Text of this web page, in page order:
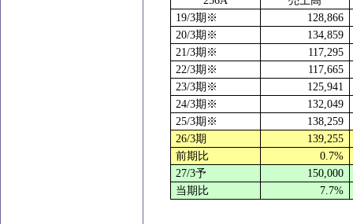
19/3期※
128,866
20/3期※
134,859
21/3期※
117,295
22/3期※
117,665
23/3期※
125,941
24/3期※
132,049
25/3期※
138,259
26/3期
139,255
前期比
0.7%
27/3予
150,000
当期比
7.7%